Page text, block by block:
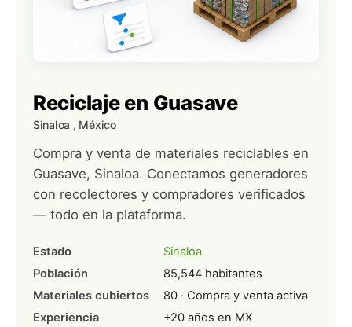
Reciclaje en Guasave
Sinaloa , México
Compra y venta de materiales reciclables en
Guasave, Sinaloa. Conectamos generadores
con recolectores y compradores verificados
— todo en la plataforma.
Estado
Sinaloa
Población
85,544 habitantes
Materiales cubiertos
80 · Compra y venta activa
Experiencia
+20 años en MX